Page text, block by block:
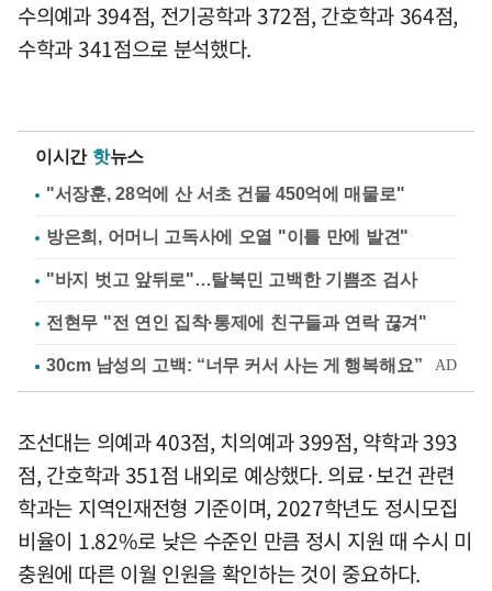
수의예과 394점, 전기공학과 372점, 간호학과 364점,
수학과 341점으로 분석했다.
이시간 핫뉴스
"서장훈, 28억에 산 서초 건물 450억에 매물로"
방은희, 어머니 고독사에 오열 "이틀 만에 발견"
"바지 벗고 앞뒤로"…탈북민 고백한 기쁨조 검사
전현무 "전 연인 집착·통제에 친구들과 연락 끊겨"
조선대는 의예과 403점, 치의예과 399점, 약학과 393
점, 간호학과 351점 내외로 예상했다. 의료·보건 관련
학과는 지역인재전형 기준이며, 2027학년도 정시모집
비율이 1.82%로 낮은 수준인 만큼 정시 지원 때 수시 미
충원에 따른 이월 인원을 확인하는 것이 중요하다.